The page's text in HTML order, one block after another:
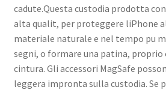
cadute.Questa custodia prodotta
alta qualit, per proteggere liPhone
materiale naturale e nel tempo pu
segni, o formare una patina, proprio
cintura. Gli accessori MagSafe
leggera impronta sulla custodia. Se